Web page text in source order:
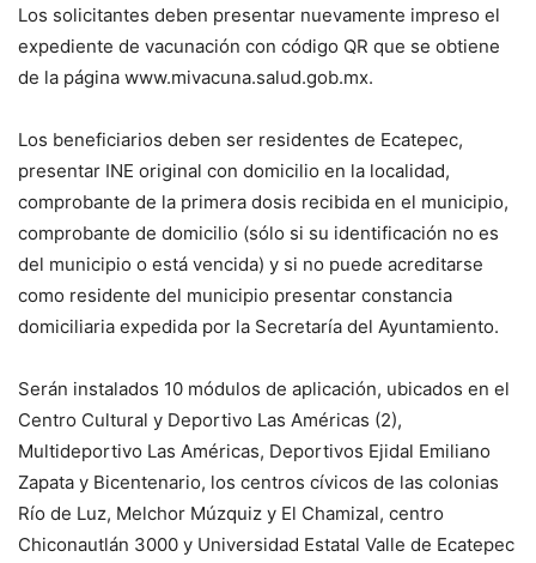
Los solicitantes deben presentar nuevamente impreso el
expediente de vacunación con código QR que se obtiene
de la página www.mivacuna.salud.gob.mx.
Los beneficiarios deben ser residentes de Ecatepec,
presentar INE original con domicilio en la localidad,
comprobante de la primera dosis recibida en el municipio,
comprobante de domicilio (sólo si su identificación no es
del municipio o está vencida) y si no puede acreditarse
como residente del municipio presentar constancia
domiciliaria expedida por la Secretaría del Ayuntamiento.
Serán instalados 10 módulos de aplicación, ubicados en el
Centro Cultural y Deportivo Las Américas (2),
Multideportivo Las Américas, Deportivos Ejidal Emiliano
Zapata y Bicentenario, los centros cívicos de las colonias
Río de Luz, Melchor Múzquiz y El Chamizal, centro
Chiconautlán 3000 y Universidad Estatal Valle de Ecatepec